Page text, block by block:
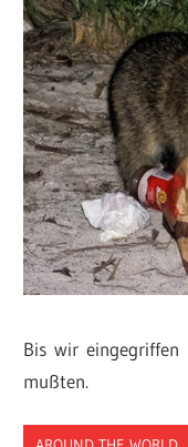
Bis wir eingegriffen
mußten.